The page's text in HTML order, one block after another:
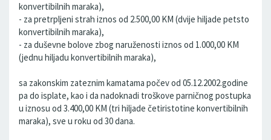
konvertibilnih maraka),
- za pretrpljeni strah iznos od 2.500,00 KM (dvije hiljade petsto
konvertibilnih maraka),
- za duševne bolove zbog naruženosti iznos od 1.000,00 KM
(jednu hiljadu konvertibilnih maraka),
sa zakonskim zateznim kamatama počev od 05.12.2002.godine
pa do isplate, kao i da nadoknadi troškove parničnog postupka
u iznosu od 3.400,00 KM (tri hiljade četiristotine konvertibilnih
maraka), sve u roku od 30 dana.